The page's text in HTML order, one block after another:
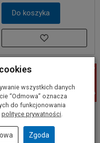
Do koszyka
wszystkich danych
“Odmowa” oznacza
do funkcjonowania
polityce prywatności
Zgoda